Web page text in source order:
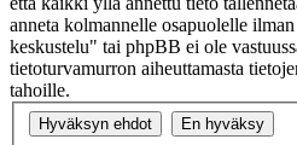
anneta kolmannelle osapuolelle
keskustelu" tai phpBB ei ole
tietoturvamurron aiheuttamasta
tahoille.